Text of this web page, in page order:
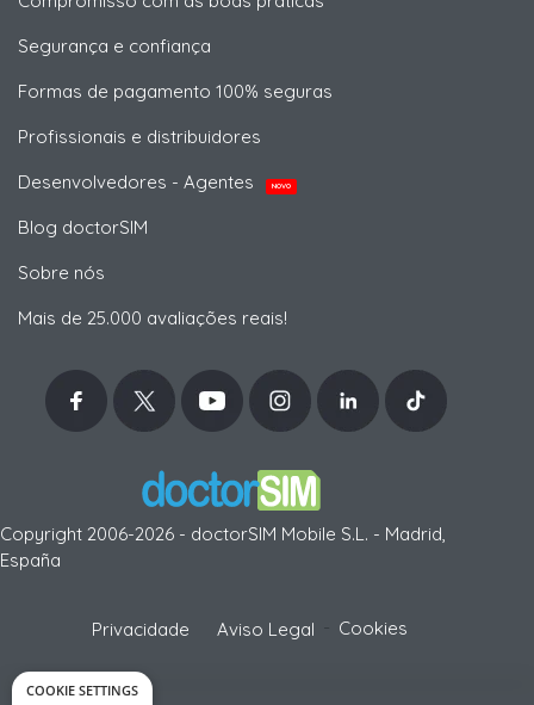
Segurança e confiança
Formas de pagamento 100% seguras
Profissionais e distribuidores
Desenvolvedores - Agentes
NOVO
Blog doctorSIM
Sobre nós
Mais de 25.000 avaliações reais!
Copyright 2006-2026 - doctorSIM Mobile S.L. - Madrid,
España
Privacidade Aviso Legal Cookies
COOKIE SETTINGS